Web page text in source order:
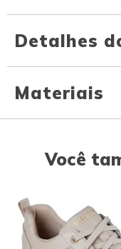
Detalhes
Materiais
Você